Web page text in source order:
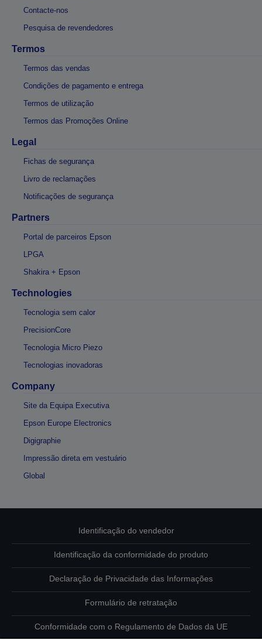
Contacte-nos
Pesquisa de revendedores
Termos
Termos das vendas
Condições de pagamento e entrega
Termos de utilização
Termos das Promoções Online
Legal
Fichas de segurança
Livro de reclamações
Notificações de segurança
Partners
Portal de parceiros Epson
LPGA
Shakira + Epson
Technologies
Tecnologia sem calor
PrecisionCore
Tecnologia Micro Piezo
Tecnologias inovadoras
Company
Site da Equipa Executiva
Epson Europe Electronics
Digigraphie
Impressão direta em vestuário
Global
Identificação do vendedor
Identificação da conformidade do produto
Declaração de Privacidade das Informações
Formulário de retratação
Conformidade com o Regulamento de Dados da UE